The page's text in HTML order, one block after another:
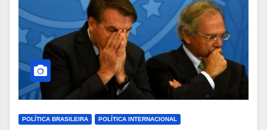
POLÍTICA BRASILEIRA POLÍTICA INTERNACIONAL